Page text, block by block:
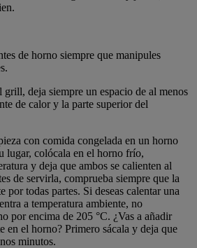
de horno siempre que manipules
deja siempre un espacio de al menos
de calor y la parte superior del
con comida congelada en un horno
lugar, colócala en el horno frío,
y deja que ambos se calienten al
de servirla, comprueba siempre que la
por todas partes. Si deseas calentar una
a temperatura ambiente, no
por encima de 205 °C. ¿Vas a añadir
en el horno? Primero sácala y deja que
minutos.